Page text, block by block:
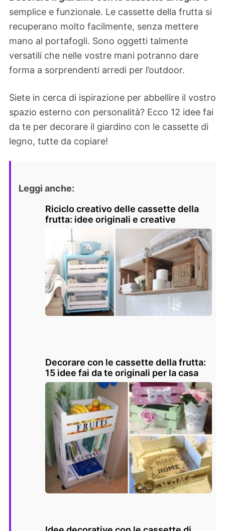
semplice e funzionale. Le cassette della frutta si
recuperano molto facilmente, senza mettere
mano al portafogli. Sono oggetti talmente
versatili che nelle vostre mani potranno dare
forma a sorprendenti arredi per l’outdoor.
Siete in cerca di ispirazione per abbellire il vostro
spazio esterno con personalità? Ecco 12 idee fai
da te per decorare il giardino con le cassette di
legno, tutte da copiare!
Leggi anche:
Riciclo creativo delle cassette della
frutta: idee originali e creative
Decorare con le cassette della frutta:
15 idee fai da te originali per la casa